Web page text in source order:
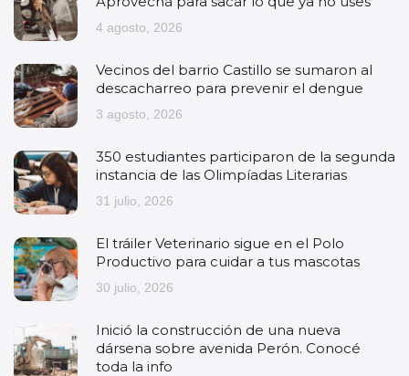
4 agosto, 2026
Vecinos del barrio Castillo se sumaron al
descacharreo para prevenir el dengue
3 agosto, 2026
350 estudiantes participaron de la segunda
instancia de las Olimpíadas Literarias
31 julio, 2026
El tráiler Veterinario sigue en el Polo
Productivo para cuidar a tus mascotas
30 julio, 2026
Inició la construcción de una nueva
dársena sobre avenida Perón. Conocé
toda la info